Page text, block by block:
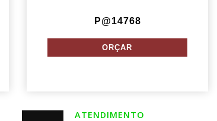
P@14768
ATENDIMENTO